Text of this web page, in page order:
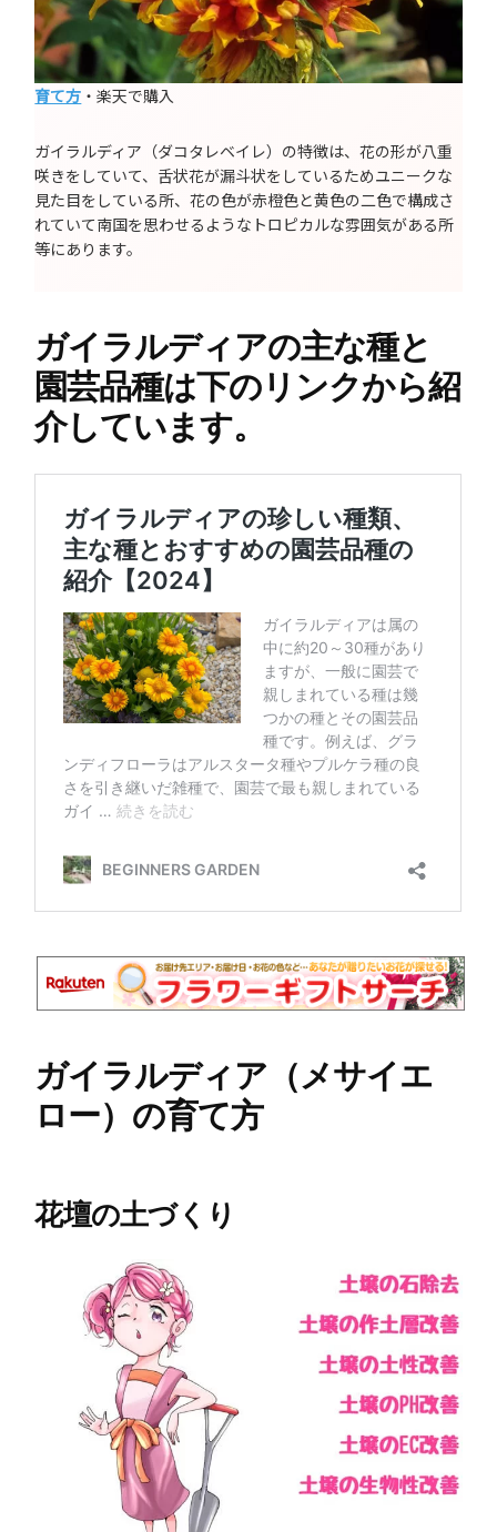
育て方 ・楽天で購入
ガイラルディア（ダコタレベイレ）の特徴は、花の形が八重
咲きをしていて、舌状花が漏斗状をしているためユニークな
見た目をしている所、花の色が赤橙色と黄色の二色で構成さ
れていて南国を思わせるようなトロピカルな雰囲気がある所
等にあります。
ガイラルディアの主な種と
園芸品種は下のリンクから紹
介しています。
ガイラルディア（メサイエ
ロー）の育て方
花壇の土づくり